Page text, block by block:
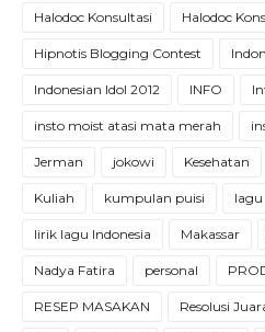
Halodoc Konsultasi Halodoc
Hipnotis Blogging Contest
Indonesian Idol 2012 INFO
insto moist atasi mata merah
Jerman jokowi Kesehatan
Kuliah kumpulan puisi lagu
lirik lagu Indonesia Makassar
Nadya Fatira personal
RESEP MASAKAN Resolusi